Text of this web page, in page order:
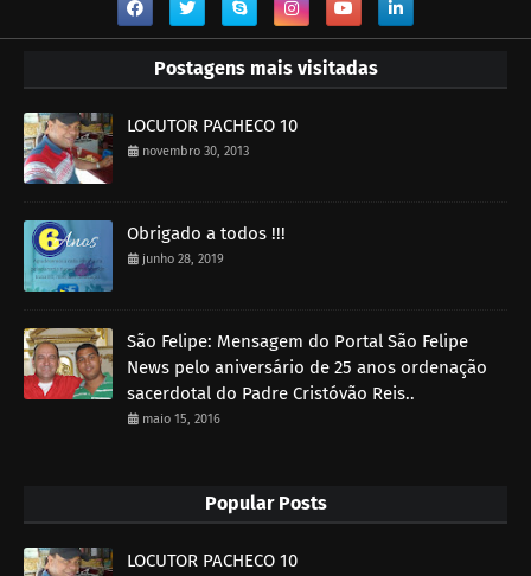
Postagens mais visitadas
LOCUTOR PACHECO 10
novembro 30, 2013
Obrigado a todos !!!
junho 28, 2019
São Felipe: Mensagem do Portal São Felipe
News pelo aniversário de 25 anos ordenação
sacerdotal do Padre Cristóvão Reis..
maio 15, 2016
Popular Posts
LOCUTOR PACHECO 10